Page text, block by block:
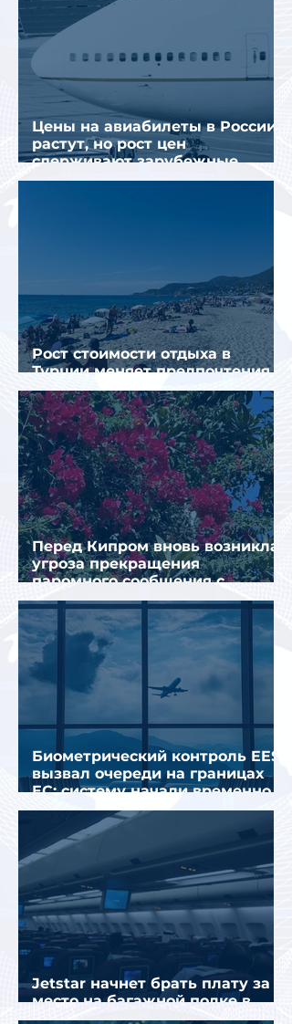
Цены на авиабилеты в России
растут, но рост цен
сдерживают зарубежные
конкуренты
Рост стоимости отдыха в
Турции меняет предпочтения
туристов
Перед Кипром вновь возникла
угроза прекращения
паромного сообщения с
Грецией
Биометрический контроль EES
вызвал очереди на границах
ЕС: систему начали временно
отключать
Jetstar начнет брать плату за
место на багажной полке в
салоне самолета